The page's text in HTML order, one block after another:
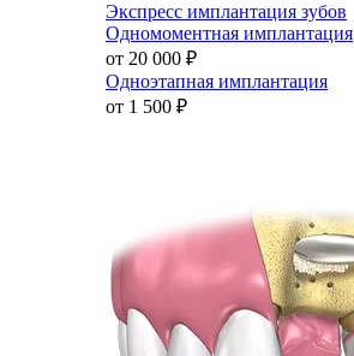
Экспресс имплантация зубов
Одномоментная имплантация
от 20 000 ₽
Одноэтапная имплантация
от 1 500 ₽